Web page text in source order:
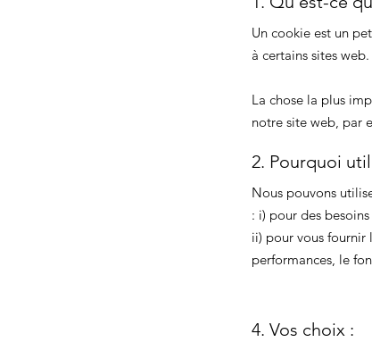
Un cookie est un
à certains sites
La chose la plus
notre site web, par
2. Pourquoi
Nous pouvons
: i) pour des
ii) pour vous fournir
performances, le
4. Vos choix :